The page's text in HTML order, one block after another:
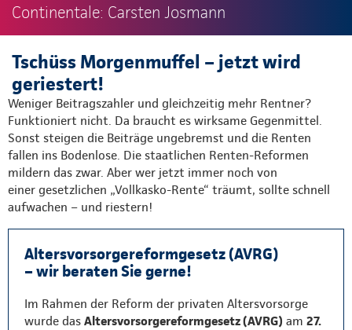
Continentale: Carsten Josmann
Tschüss Morgenmuffel – jetzt wird
geriestert!
Weniger Beitragszahler und gleichzeitig mehr Rentner?
Funktioniert nicht. Da braucht es wirksame Gegenmittel.
Sonst steigen die Beiträge ungebremst und die Renten
fallen ins Bodenlose. Die staatlichen Renten-Reformen
mildern das zwar. Aber wer jetzt immer noch von
einer gesetzlichen „Vollkasko-Rente“ träumt, sollte schnell
aufwachen – und riestern!
Altersvorsorgereformgesetz (AVRG)
– wir beraten Sie gerne!
Im Rahmen der Reform der privaten Altersvorsorge
wurde das Altersvorsorgereformgesetz (AVRG) am 27.